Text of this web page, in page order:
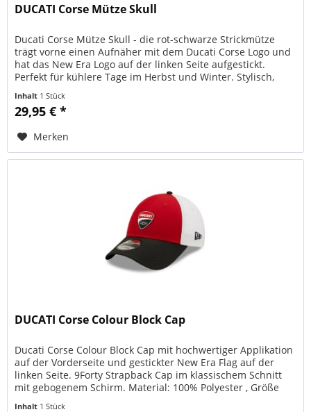
DUCATI Corse Mütze Skull
Ducati Corse Mütze Skull - die rot-schwarze Strickmütze
trägt vorne einen Aufnäher mit dem Ducati Corse Logo und
hat das New Era Logo auf der linken Seite aufgestickt.
Perfekt für kühlere Tage im Herbst und Winter. Stylisch,
Inhalt 1 Stück
29,95 € *
Merken
DUCATI Corse Colour Block Cap
Ducati Corse Colour Block Cap mit hochwertiger Applikation
auf der Vorderseite und gestickter New Era Flag auf der
linken Seite. 9Forty Strapback Cap im klassischem Schnitt
mit gebogenem Schirm. Material: 100% Polyester , Größe
Inhalt 1 Stück